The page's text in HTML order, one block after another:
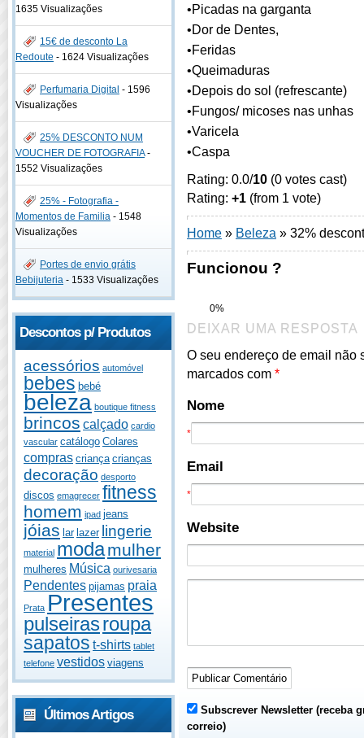
1635 Visualizações
15€ de desconto La
Redoute - 1624 Visualizações
Perfumaria Digital - 1596
Visualizações
25% DESCONTO NUM
VOUCHER DE FOTOGRAFIA-
1552 Visualizações
25% - Fotografia -
Momentos de Familia - 1548
Visualizações
Portes de envio grátis
Bebijuteria - 1533 Visualizações
Descontos p/ Produtos
acessórios automóvel
bebes bebé
beleza boutique fitness
brincos calçado cardio
vascular catálogo Colares
compras criança crianças
decoração desporto
discos emagrecer fitness
homem ipad jeans
jóias lar lazer lingerie
material modamulher
mulheres Música ourivesaria
Pendentes pijamas praia
Prata Presentes
pulseirasroupa
sapatos t-shirts tablet
telefone vestidos viagens
Últimos Artigos
•Picadas na garganta
•Dor de Dentes,
•Feridas
•Queimaduras
•Depois do sol (refrescante)
•Fungos/ micoses nas unhas
•Varicela
•Caspa
Rating: 0.0/10 (0 votes cast)
Rating: +1 (from 1 vote)
Home » Beleza » 32%
Funcionou ?
0%
DEIXAR UMA RESPOSTA
O seu endereço de email não
marcados com *
Nome
*
Email
*
Website
Subscrever Newsletter (receba
correio)